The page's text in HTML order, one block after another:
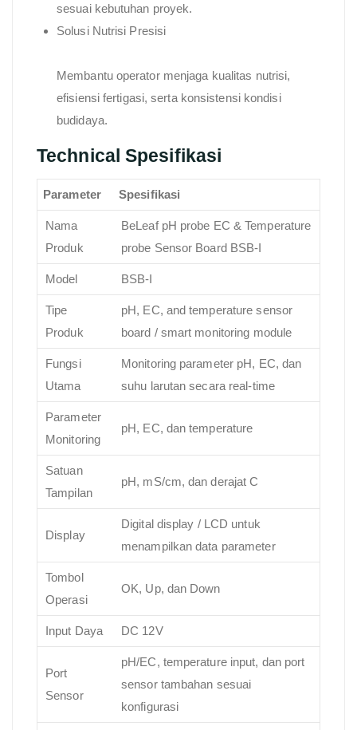
sesuai kebutuhan proyek.
Solusi Nutrisi Presisi
Membantu operator menjaga kualitas nutrisi,
efisiensi fertigasi, serta konsistensi kondisi
budidaya.
Technical Spesifikasi
Parameter Spesifikasi
Nama
Produk
BeLeaf pH probe EC & Temperature
probe Sensor Board BSB-I
Model BSB-I
Tipe
Produk
pH, EC, and temperature sensor
board / smart monitoring module
Fungsi
Utama
Monitoring parameter pH, EC, dan
suhu larutan secara real-time
Parameter
Monitoring
pH, EC, dan temperature
Satuan
Tampilan
pH, mS/cm, dan derajat C
Display
Digital display / LCD untuk
menampilkan data parameter
Tombol
Operasi
OK, Up, dan Down
Input Daya DC 12V
Port
Sensor
pH/EC, temperature input, dan port
sensor tambahan sesuai
konfigurasi